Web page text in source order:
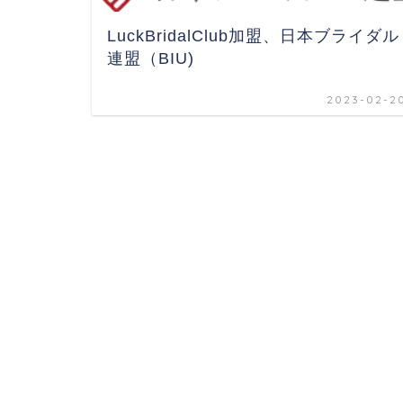
LuckBridalClub加盟、日本ブライダル
連盟（BIU)
2023-02-